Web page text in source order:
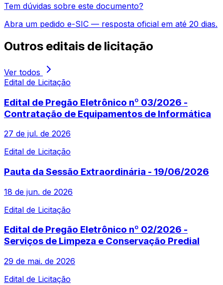
Tem dúvidas sobre este documento?
Abra um pedido e-SIC — resposta oficial em até 20 dias.
Outros editais de licitação
Ver todos
Edital de Licitação
Edital de Pregão Eletrônico nº 03/2026 -
Contratação de Equipamentos de Informática
27 de jul. de 2026
Edital de Licitação
Pauta da Sessão Extraordinária - 19/06/2026
18 de jun. de 2026
Edital de Licitação
Edital de Pregão Eletrônico nº 02/2026 -
Serviços de Limpeza e Conservação Predial
29 de mai. de 2026
Edital de Licitação